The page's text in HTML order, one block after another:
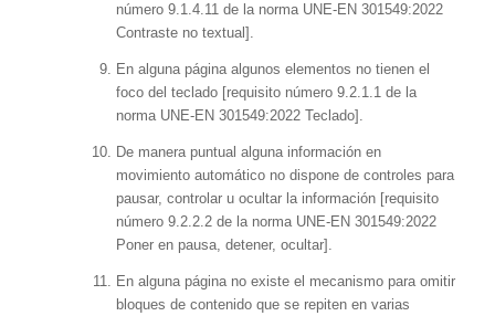
número 9.1.4.11 de la norma UNE-EN 301549:2022
Contraste no textual].
En alguna página algunos elementos no tienen el
foco del teclado [requisito número 9.2.1.1 de la
norma UNE-EN 301549:2022 Teclado].
De manera puntual alguna información en
movimiento automático no dispone de controles para
pausar, controlar u ocultar la información [requisito
número 9.2.2.2 de la norma UNE-EN 301549:2022
Poner en pausa, detener, ocultar].
En alguna página no existe el mecanismo para omitir
bloques de contenido que se repiten en varias